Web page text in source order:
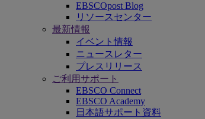
EBSCOpost Blog
リソースセンター
最新情報
イベント情報
ニュースレター
プレスリリース
ご利用サポート
EBSCO Connect
EBSCO Academy
日本語サポート資料